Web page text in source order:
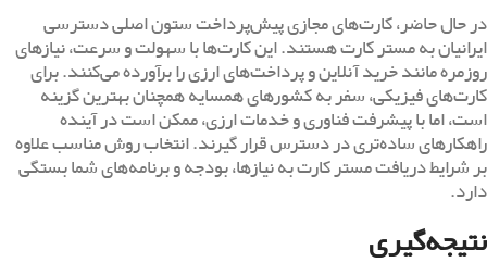
در حال حاضر، کارت‌های مجازی پیش‌پرداخت ستون اصلی دسترسی
ایرانیان به مستر کارت هستند. این کارت‌ها با سهولت و سرعت، نیازهای
روزمره مانند خرید آنلاین و پرداخت‌های ارزی را برآورده می‌کنند. برای
کارت‌های فیزیکی، سفر به کشورهای همسایه همچنان بهترین گزینه
است، اما با پیشرفت فناوری و خدمات ارزی، ممکن است در آینده
راهکارهای ساده‌تری در دسترس قرار گیرند. انتخاب روش مناسب علاوه
بر شرایط دریافت مستر کارت به نیازها، بودجه و برنامه‌های شما بستگی
دارد.
نتیجه‌گیری